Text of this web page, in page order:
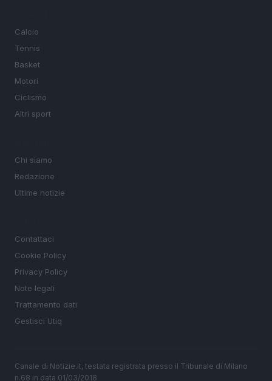
Calcio
Tennis
Basket
Motori
Ciclismo
Altri sport
Chi siamo
Redazione
Ultime notizie
Contattaci
Cookie Policy
Privacy Policy
Note legali
Trattamento dati
Gestisci Utiq
Canale di Notizie.it, testata registrata presso il Tribunale di Milano
n.68 in data 01/03/2018